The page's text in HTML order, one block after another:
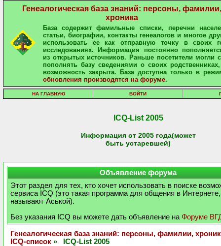
Генеалогическая база знаний: персоны, фамилии,
хроника
База содержит фамильные списки, перечни
статьи, биографии, контакты генеалогов и многое
использовать ее как отправную точку в своих
исследованиях. Информация постоянно
из открытых источников. Раньше посетители могли
пополнять базу сведениями о своих
возможность закрыта. База доступна только в
обновления производятся на форуме.
НА ГЛАВНУЮ ВОЙТИ
ICQ-List 2005
Информация от 2005 года(может
быть устаревшей)
Объявление форума
Этот раздел для тех, кто хочет использовать в поиске
сервиса ICQ (это такая программа для общения в
называют Аськой).
Без указания ICQ вы можете дать объявление на Форуме
Генеалогическая база знаний: персоны, фамилии,
ICQ-список » ICQ-List 2005